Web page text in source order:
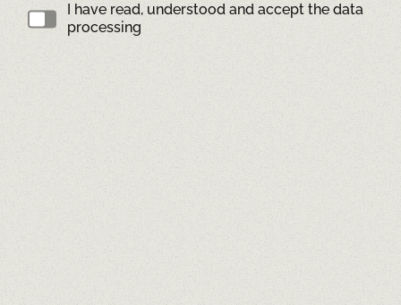
I have read, understood and accept the data
processing
RESERVE
Reservations by phone from 10am